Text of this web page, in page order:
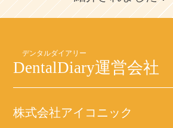
DentalDiary運営会社
株式会社アイコニック